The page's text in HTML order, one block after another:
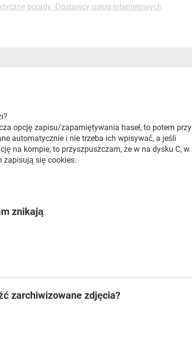
porady -Dostawcy usług internetowych
opcję zapisu/zapamiętywania haseł, to potem przy
automatycznie i nie trzeba ich wpisywać, a jeśli
na kompie, to przyszpuszczam, że w na dysku C, w
zapisują się cookies.
znikają
zarchiwizowane zdjęcia?